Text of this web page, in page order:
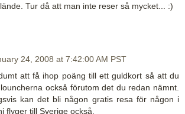
Tur då att man inte reser så mycket... :)
24, 2008 at 7:42:00 AM PST
att få ihop poäng till ett guldkort så att du
också förutom det du redan nämnt.
kan det bli någon gratis resa för någon i
flyger till Sverige också.